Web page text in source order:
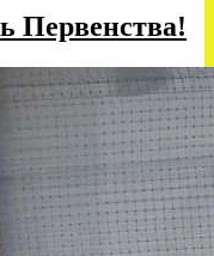
Первенства!